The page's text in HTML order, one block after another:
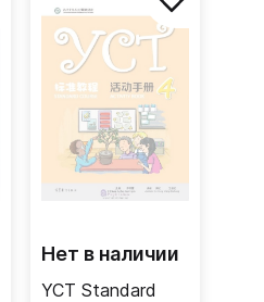
Нет в наличии
YCT Standard